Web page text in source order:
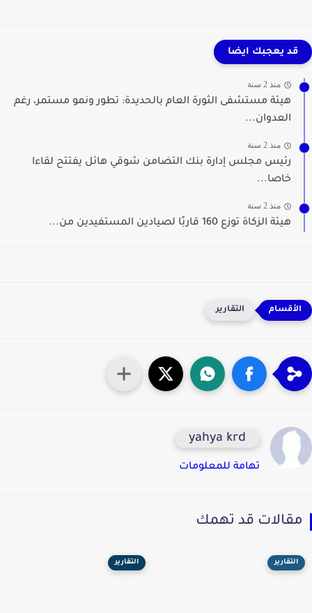
قد يعجبك ايضا
منذ 2 سنة
هيئة مستشفى الثورة العام بالحديدة: تطور ونمو مستمر، رغم
العدوان...
منذ 2 سنة
رئيس مجلس إدارة بنك التضامن شوقي هائل يفتتح لقاءا
خاصا...
منذ 2 سنة
هيئة الزكاة توزع 160 قاربًا لصيادين المستفيدين من...
التقارير
yahya krd
تهامة للمعلومات
قد تهمك
التقارير التقارير